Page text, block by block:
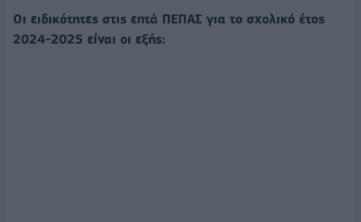
Οι ειδικότητες στις επτά ΠΕΠΑΣ για το σχολικό έτος
2024-2025 είναι οι εξής: